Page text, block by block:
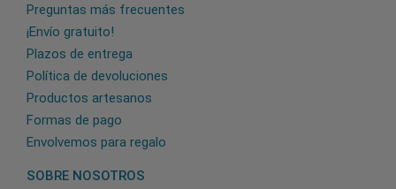
Preguntas más frecuentes
¡Envío gratuito!
Plazos de entrega
Política de devoluciones
Productos artesanos
Formas de pago
Envolvemos para regalo
SOBRE NOSOTROS